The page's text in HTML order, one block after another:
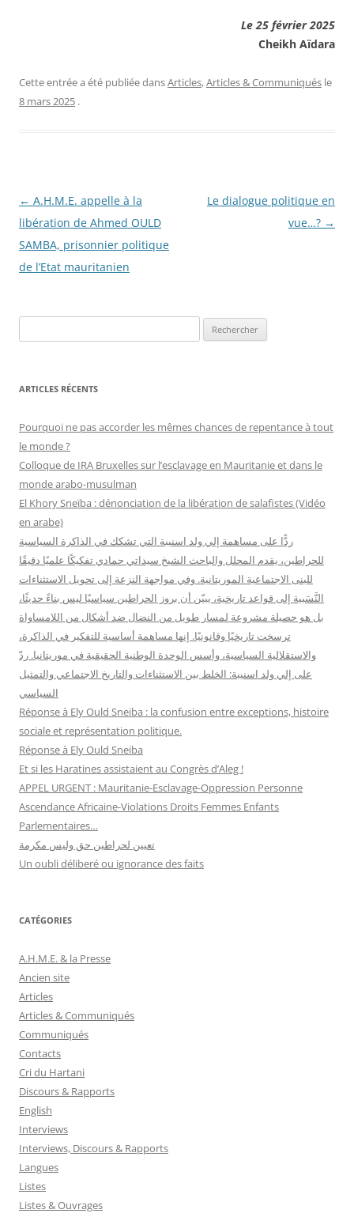
Le 25 février 2025
Cheikh Aïdara
Cette entrée a été publiée dansArticles,Articles & Communiqués le
8 mars 2025 .
Navigation
des
articles
← A.H.M.E. appelle à la
libération de Ahmed OULD
SAMBA, prisonnier politique
de l’Etat mauritanien
Le dialogue politique en
vue…? →
e
h
r
c
h
r
ARTICLES RÉCENTS
Pourquoi ne pas accorder les mêmes chances de repentance à tout
le monde ?
Colloque de IRA Bruxelles sur l’esclavage en Mauritanie et dans le
monde arabo-musulman
El Khory Sneïba : dénonciation de la libération de salafistes (Vidéo
en arabe)
ردًّا على مساهمة إلي ولد اسنيبة التي تشكك في الذاكرة السياسية
للحراطين، يقدم المحلل والباحث الشيخ سيداتي حمادي تفكيكًا علميًا دقيقًا
للبنى الاجتماعية الموريتانية. وفي مواجهة النزعة إلى تحويل الاستثناءات
النَّسَبية إلى قواعد تاريخية، يبيّن أن بروز الحراطين سياسيًا ليس بناءً حديثًا،
بل هو حصيلة مشروعة لمسار طويل من النضال ضد أشكال من اللامساواة
ترسخت تاريخيًا وقانونيًا. إنها مساهمة أساسية للتفكير في الذاكرة،
والاستقلالية السياسية، وأسس الوحدة الوطنية الحقيقية في موريتانيا. ردّ
على إلي ولد اسنيبة: الخلط بين الاستثناءات والتاريخ الاجتماعي والتمثيل
السياسي
Réponse à Ely Ould Sneiba : la confusion entre exceptions, histoire
sociale et représentation politique.
Réponse à Ely Ould Sneiba
Et si les Haratines assistaient au Congrès d’Aleg !
APPEL URGENT : Mauritanie-Esclavage-Oppression Personne
Ascendance Africaine-Violations Droits Femmes Enfants
Parlementaires…
تعيين لحراطين حق وليس مكرمة
Un oubli déliberé ou ignorance des faits
CATÉGORIES
A.H.M.E. & la Presse
Ancien site
Articles
Articles & Communiqués
Communiqués
Contacts
Cri du Hartani
Discours & Rapports
English
Interviews
Interviews, Discours & Rapports
Langues
Listes
Listes & Ouvrages